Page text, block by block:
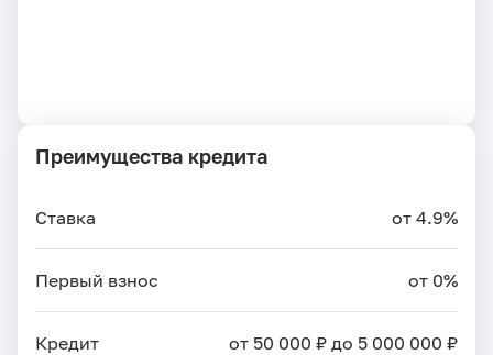
Преимущества кредита
Ставка от 4.9%
Первый взнос от 0%
Кредит от 50 000 ₽ до 5 000 000 ₽